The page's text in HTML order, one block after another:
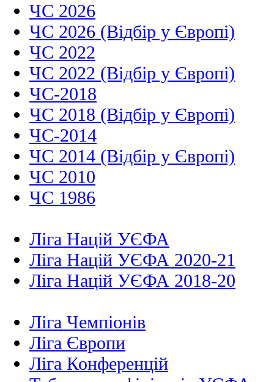
ЧС 2026
ЧС 2026 (Відбір у Європі)
ЧС 2022
ЧС 2022 (Відбір у Європі)
ЧС-2018
ЧС 2018 (Відбір у Європі)
ЧС-2014
ЧС 2014 (Відбір у Європі)
ЧС 2010
ЧС 1986
Ліга Націй УЄФА
Ліга Націй УЄФА 2020-21
Ліга Націй УЄФА 2018-20
Ліга Чемпіонів
Ліга Європи
Ліга Конференцій